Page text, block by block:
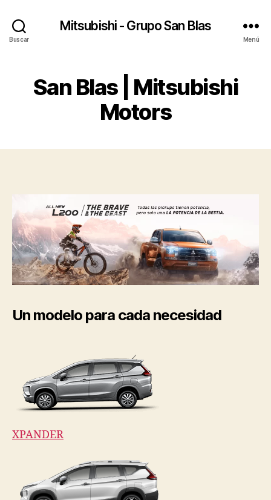
Buscar
Mitsubishi - Grupo San Blas
Menú
San Blas | Mitsubishi
Motors
Un modelo para cada necesidad
XPANDER